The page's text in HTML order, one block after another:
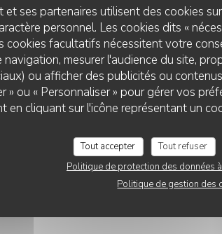
et ses partenaires utilisent des cookies
personnel. Les cookies dits «
cookies facultatifs nécessitent votre
mesurer l'audience du site,
ou afficher des publicités ou
» ou « Personnaliser » pour gérer vos
en cliquant sur l'icône représentant un
Tout accepter Tout refuser
Politique de protection des données
Politique de gestion des
Service: 5/5 Ambiance: 5
and will certainly return in the future. The
to an open window, which zi found very
Service:5/5 Ambiance:5